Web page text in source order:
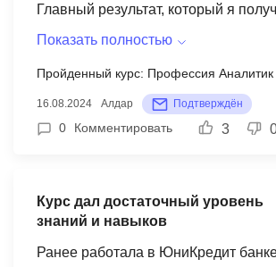
Главный результат, который я
благодаря курсу – знание того, над
полезный нетворкинг и софт
Показать полностью
Пройденный курс: Профессия
16.08.2024 Алдар Подтверждён
0 Комментировать 3
Курс дал достаточный уровень
знаний и навыков
Ранее работала в ЮниКредит